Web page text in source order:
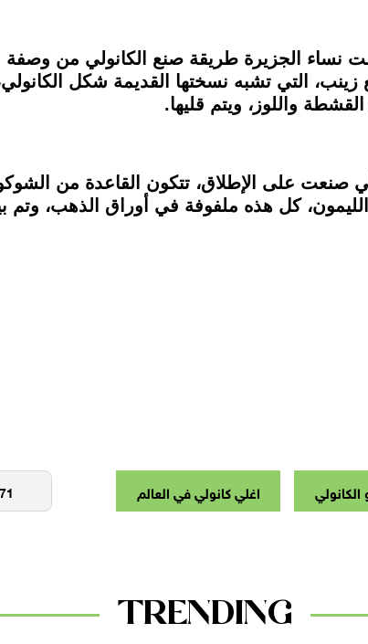
صقلية، استلهمت نساء الجزيرة طريقة صنع الكانولي
زينب، التي تشبه نسختها القديمة شكل
واللوز، ويتم قليها.
صنعت على الإطلاق، تتكون القاعدة من
اغلي كانولي في العالم
TRENDING